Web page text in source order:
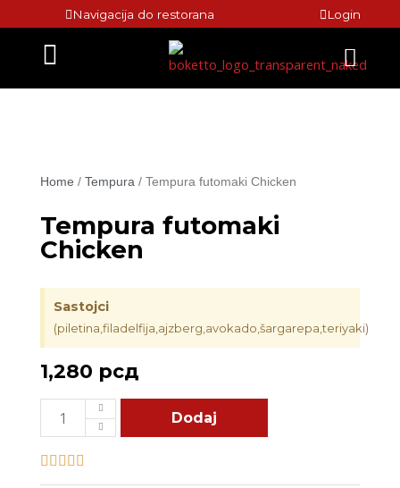
to
content
Navigacija do restorana Login
Menu
Home / Tempura / Tempura futomaki Chicken
Tempura futomaki
Chicken
Sastojci
(piletina,filadelfija,ajzberg,avokado,šargarepa,teriyaki)
1,280 рсд
Tempura
futomaki
quantity
Dodaj